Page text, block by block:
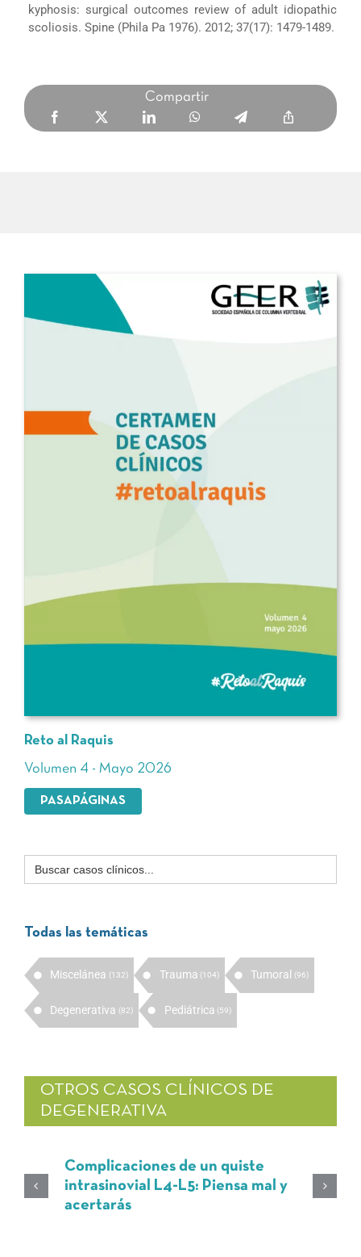
kyphosis: surgical outcomes review of adult idiopathic
scoliosis. Spine (Phila Pa 1976). 2012; 37(17): 1479-1489.
Compartir
Reto al Raquis
Volumen 4 - Mayo 2026
PASAPÁGINAS
Buscar:
Todas las temáticas
Miscelánea (132) Trauma (104) Tumoral (96)
Degenerativa (82) Pediátrica (59)
OTROS CASOS CLÍNICOS DE
DEGENERATIVA
Complicaciones de un quiste
intrasinovial L4-L5: Piensa mal y
acertarás